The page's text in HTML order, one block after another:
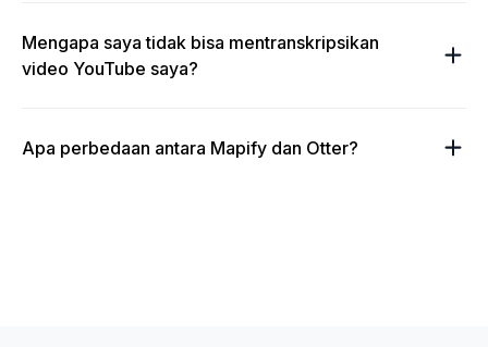
Mengapa saya tidak bisa mentranskripsikan
video YouTube saya?
Apa perbedaan antara Mapify dan Otter?